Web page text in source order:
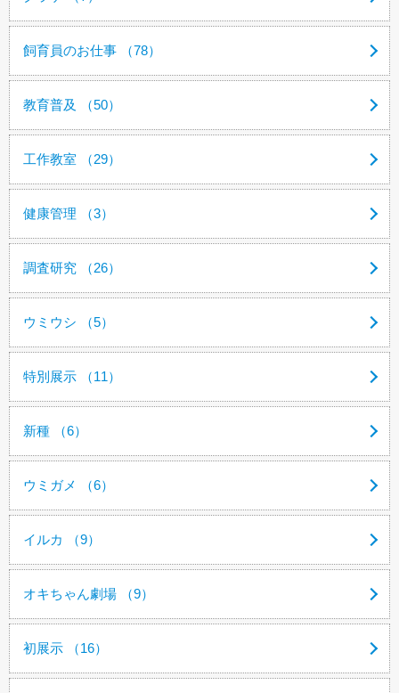
飼育員のお仕事 （78）
教育普及 （50）
工作教室 （29）
健康管理 （3）
調査研究 （26）
ウミウシ （5）
特別展示 （11）
新種 （6）
ウミガメ （6）
イルカ （9）
オキちゃん劇場 （9）
初展示 （16）